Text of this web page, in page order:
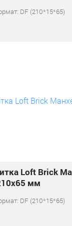
DF (210*15*65)
Loft Brick
мм
DF (210*15*65)